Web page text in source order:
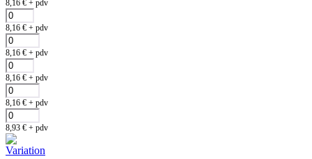
8,16 € + pdv
8,16 € + pdv
8,16 € + pdv
8,16 € + pdv
8,16 € + pdv
8,93 € + pdv